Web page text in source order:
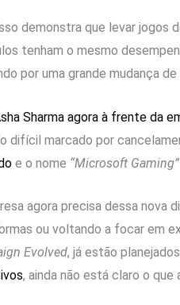
demonstra que levar jogos
tenham o mesmo
por uma grande mudança
Sharma agora à frente da
difícil marcado por
e o nome “Microsoft Gaming”
agora precisa dessa nova
ou voltando a focar em
Evolved, já estão
, ainda não está claro o que